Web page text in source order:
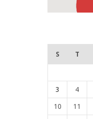
S T
3 4
10 11